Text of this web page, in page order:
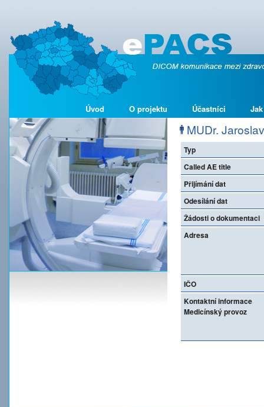
Úvod O projektu Účastníci
MUDr.
Typ
Called AE title
Přijímání dat
Odesílání dat
Žádosti o dokumentaci
Adresa
IČO
Kontaktní informace
Medicínský provoz